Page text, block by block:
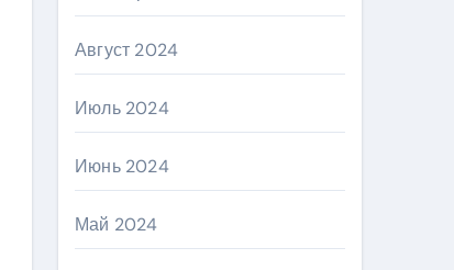
Август 2024
Июль 2024
Июнь 2024
Май 2024